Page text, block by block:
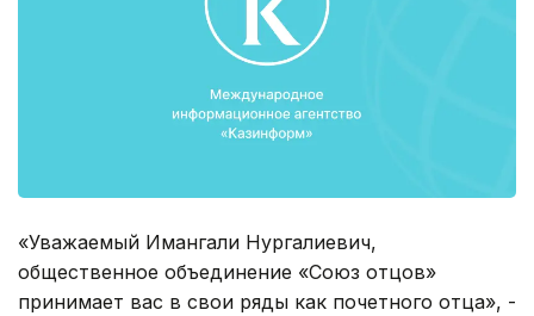
«Уважаемый Имангали Нургалиевич,
общественное объединение «Союз отцов»
принимает вас в свои ряды как почетного отца», -